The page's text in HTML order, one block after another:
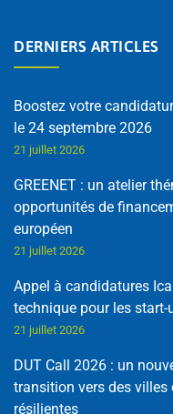
DERNIERS ARTICLES
Boostez votre
le 24 septembre 2026
21 juillet 2026
GREENET : un atelier
opportunités de
européen
21 juillet 2026
Appel à candidatures
technique pour les start-
21 juillet 2026
DUT Call 2026 : un
transition vers des
résilientes